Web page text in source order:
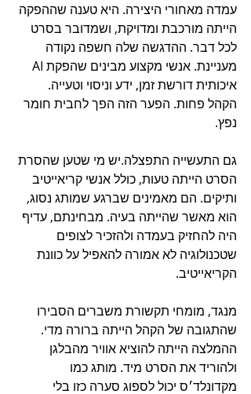
עמדה מאחורי היצירה. היא טענה שההפקה
הייתה מורכבת ומדויקת, ושמדובר בסרט
לכל דבר. ההדגשה שלה חשפה נקודה
איכותית דורשת זמן, ידע וניסוי וטעייה.
הקהל פחות. הפער הזה הפך לחבית חומר
נפץ.
גם התעשייה התפצלה.יש מי שטען שהסרת
הסרט הייתה טעות, כולל אנשי קריאייטיב
ותיקים. הם מאמינים שברגע שמותג נסוג,
הוא מאשר שהייתה בעיה. מבחינתם, עדיף
היה להחזיק בעמדה ולהזכיר לצופים
שטכנולוגיה לא אמורה להאפיל על כוונת
הקריאייטיב.
מנגד, מומחי תקשורת משברים הסבירו
שהתגובה של הקהל הייתה ברורה מדי.
ההמלצה הייתה להוציא אוויר מהבלגן
ולהוריד את הסרט מיד. מותג כמו
מקדונלד׳ס יכול לספוג סערה כזו בלי